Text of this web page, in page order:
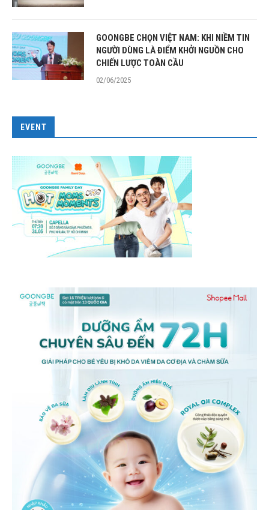
GOONGBE CHỌN VIỆT NAM: KHI NIỀM TIN
NGƯỜI DÙNG LÀ ĐIỂM KHỞI NGUỒN CHO
CHIẾN LƯỢC TOÀN CẦU
02/06/2025
EVENT